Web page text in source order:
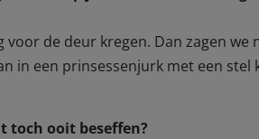
voor de deur kregen. Dan zagen we
in een prinsessenjurk met een stel
toch ooit beseffen?